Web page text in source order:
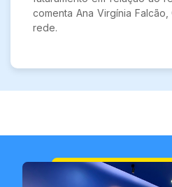
comenta Ana Virgínia
rede.